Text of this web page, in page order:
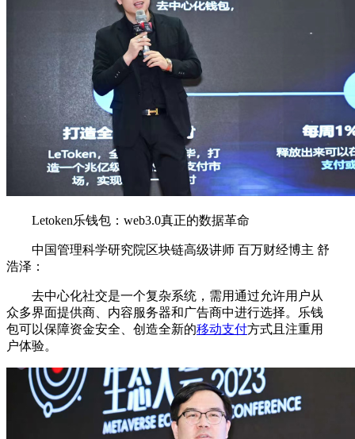
Letoken乐钱包：web3.0真正的数据革命
中国管理科学研究院区块链高级讲师 百万财经博主 舒
浩泽：
去中心化社交是一个复杂系统，需用通过允许用户从
众多界面提供商、内容服务器和广告商中进行选择。乐钱
包可以保障资金安全、创造全新的移动支付方式且注重用
户体验。